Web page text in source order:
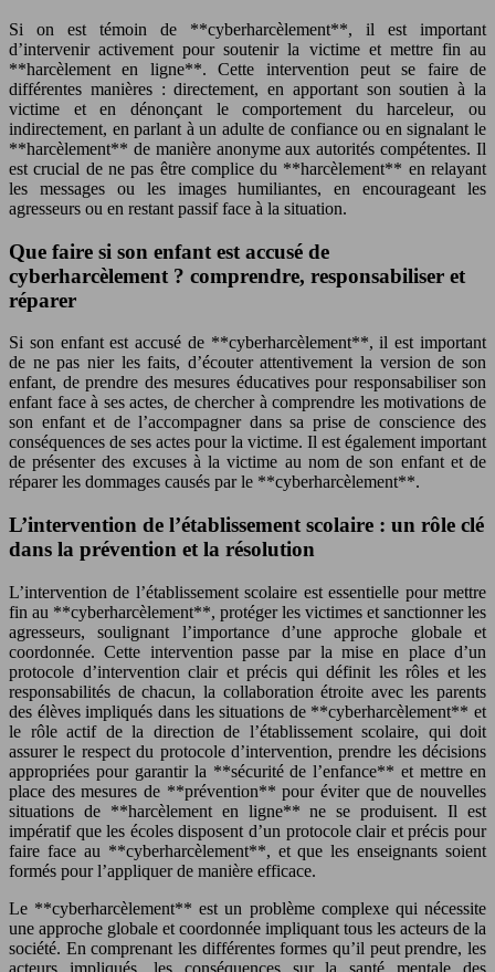
Si on est témoin de **cyberharcèlement**, il est important
d’intervenir activement pour soutenir la victime et mettre fin au
**harcèlement en ligne**. Cette intervention peut se faire de
différentes manières : directement, en apportant son soutien à la
victime et en dénonçant le comportement du harceleur, ou
indirectement, en parlant à un adulte de confiance ou en signalant le
**harcèlement** de manière anonyme aux autorités compétentes. Il
est crucial de ne pas être complice du **harcèlement** en relayant
les messages ou les images humiliantes, en encourageant les
agresseurs ou en restant passif face à la situation.
Que faire si son enfant est accusé de
cyberharcèlement ? comprendre, responsabiliser et
réparer
Si son enfant est accusé de **cyberharcèlement**, il est important
de ne pas nier les faits, d’écouter attentivement la version de son
enfant, de prendre des mesures éducatives pour responsabiliser son
enfant face à ses actes, de chercher à comprendre les motivations de
son enfant et de l’accompagner dans sa prise de conscience des
conséquences de ses actes pour la victime. Il est également important
de présenter des excuses à la victime au nom de son enfant et de
réparer les dommages causés par le **cyberharcèlement**.
L’intervention de l’établissement scolaire : un rôle clé
dans la prévention et la résolution
L’intervention de l’établissement scolaire est essentielle pour mettre
fin au **cyberharcèlement**, protéger les victimes et sanctionner les
agresseurs, soulignant l’importance d’une approche globale et
coordonnée. Cette intervention passe par la mise en place d’un
protocole d’intervention clair et précis qui définit les rôles et les
responsabilités de chacun, la collaboration étroite avec les parents
des élèves impliqués dans les situations de **cyberharcèlement** et
le rôle actif de la direction de l’établissement scolaire, qui doit
assurer le respect du protocole d’intervention, prendre les décisions
appropriées pour garantir la **sécurité de l’enfance** et mettre en
place des mesures de **prévention** pour éviter que de nouvelles
situations de **harcèlement en ligne** ne se produisent. Il est
impératif que les écoles disposent d’un protocole clair et précis pour
faire face au **cyberharcèlement**, et que les enseignants soient
formés pour l’appliquer de manière efficace.
Le **cyberharcèlement** est un problème complexe qui nécessite
une approche globale et coordonnée impliquant tous les acteurs de la
société. En comprenant les différentes formes qu’il peut prendre, les
acteurs impliqués, les conséquences sur la santé mentale des